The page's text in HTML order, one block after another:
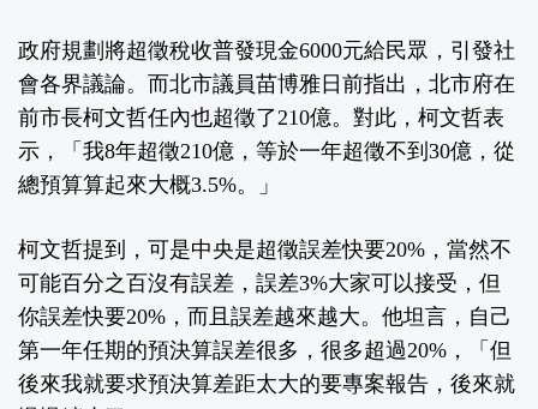
政府規劃將超徵稅收普發現金6000元給民眾，引發社
會各界議論。而北市議員苗博雅日前指出，北市府在
前市長柯文哲任內也超徵了210億。對此，柯文哲表
示，「我8年超徵210億，等於一年超徵不到30億，從
總預算算起來大概3.5%。」
柯文哲提到，可是中央是超徵誤差快要20%，當然不
可能百分之百沒有誤差，誤差3%大家可以接受，但
你誤差快要20%，而且誤差越來越大。他坦言，自己
第一年任期的預決算誤差很多，很多超過20%，「但
後來我就要求預決算差距太大的要專案報告，後來就